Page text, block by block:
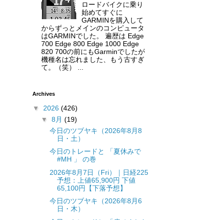
ロードバイクに乗り
始めてすぐに
GARMINを購入して
からずっとメインのコンピュータ
はGARMINでした。 遍歴は Edge
700 Edge 800 Edge 1000 Edge
820 700の前にもGarminでしたが
機種名は忘れました、もう古すぎ
て。（笑） ...
Archives
▼ 2026 (426)
▼ 8月 (19)
今日のツブヤキ（2026年8月8
日・土）
今日のトレードと 「夏休みで
#MH 」 の巻
2026年8月7日（Fri）｜日経225
予想：上値65,900円 下値
65,100円【下落予想】
今日のツブヤキ（2026年8月6
日・木）